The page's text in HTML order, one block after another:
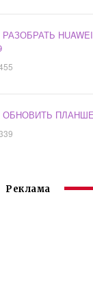
ОБНОВИТЬ
Реклама